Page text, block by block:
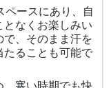
ペースにあり、自
なくお楽しみい
、そのまま汗を
ることも可能で